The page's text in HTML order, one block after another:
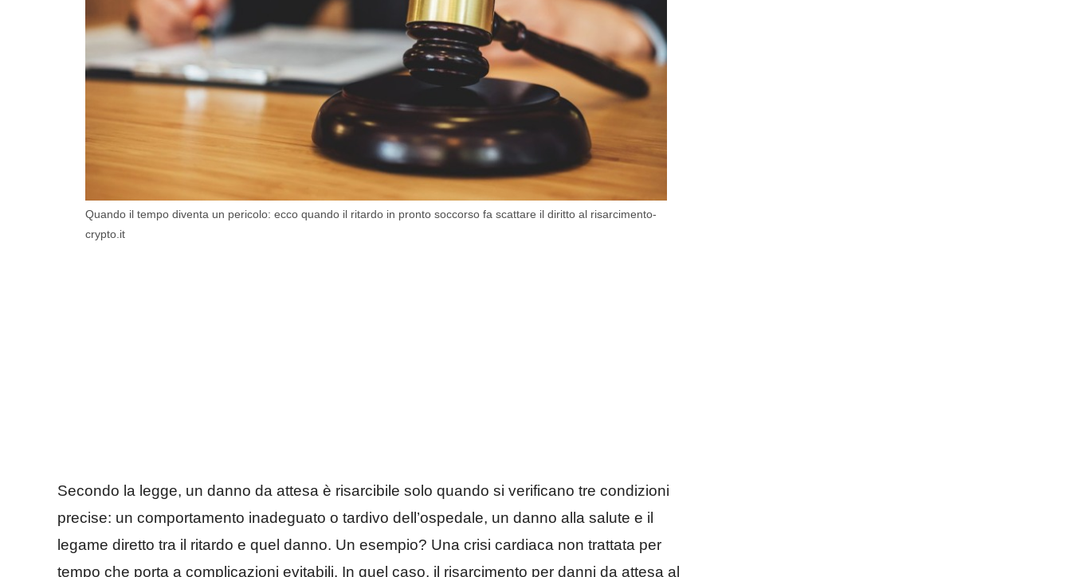
Quando il tempo diventa un pericolo: ecco quando il ritardo in pronto soccorso fa scattare il diritto al risarcimento-
crypto.it
Secondo la legge, un danno da attesa è risarcibile solo quando si verificano tre condizioni
precise: un comportamento inadeguato o tardivo dell’ospedale, un danno alla salute e il
legame diretto tra il ritardo e quel danno. Un esempio? Una crisi cardiaca non trattata per
tempo che porta a complicazioni evitabili. In quel caso, il risarcimento per danni da attesa al